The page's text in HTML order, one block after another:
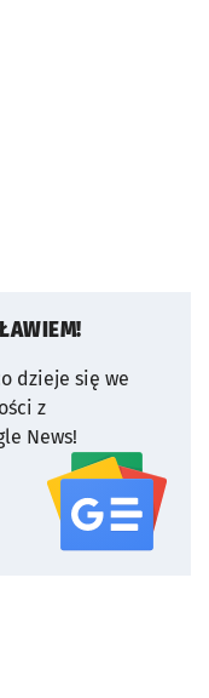
dzieje się we
z
News!
serwisu